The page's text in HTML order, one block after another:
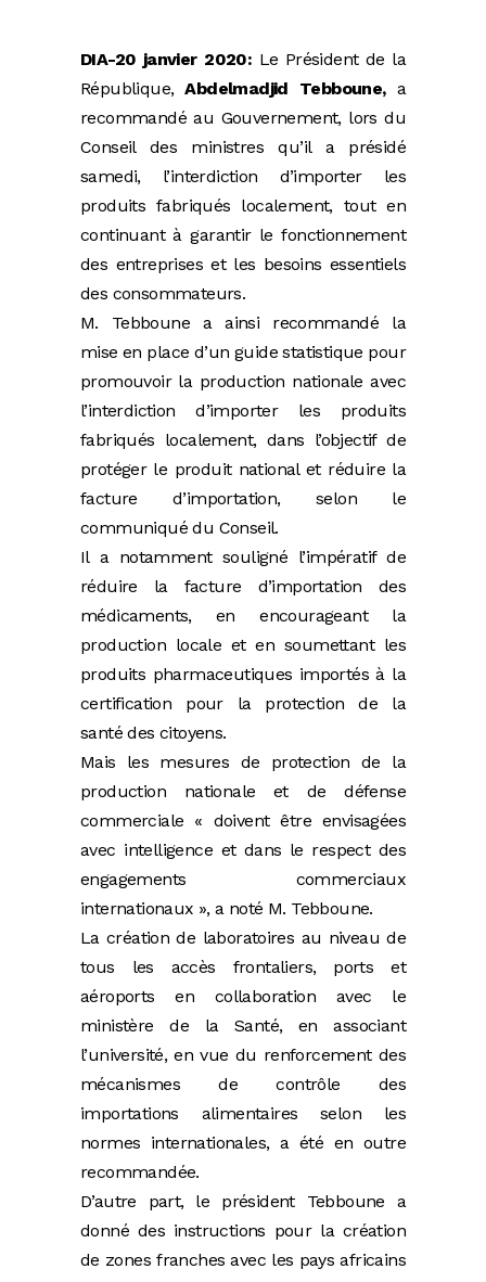
DIA-20 janvier 2020: Le Président de la
République,Abdelmadjid Tebboune,a
recommandé au Gouvernement, lors du
Conseil des ministres qu’il a présidé
samedi, l’interdiction d’importer les
produits fabriqués localement, tout en
continuant à garantir le fonctionnement
des entreprises et les besoins essentiels
des consommateurs.
M. Tebboune a ainsi recommandé la
mise en place d’un guide statistique pour
promouvoir la production nationale avec
l’interdiction d’importer les produits
fabriqués localement, dans l’objectif de
protéger le produit national et réduire la
facture d’importation, selon le
communiqué du Conseil.
Il a notamment souligné l’impératif de
réduire la facture d’importation des
médicaments, en encourageant la
production locale et en soumettant les
produits pharmaceutiques importés à la
certification pour la protection de la
santé des citoyens.
Mais les mesures de protection de la
production nationale et de défense
commerciale « doivent être envisagées
avec intelligence et dans le respect des
engagements commerciaux
internationaux », a noté M. Tebboune.
La création de laboratoires au niveau de
tous les accès frontaliers, ports et
aéroports en collaboration avec le
ministère de la Santé, en associant
l’université, en vue du renforcement des
mécanismes de contrôle des
importations alimentaires selon les
normes internationales, a été en outre
recommandée.
D’autre part, le président Tebboune a
donné des instructions pour la création
de zones franches avec les pays africains